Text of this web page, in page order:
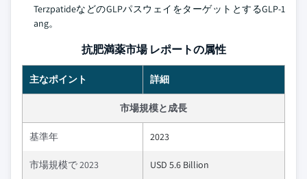
TerzpatideなどのGLPパスウェイをターゲットとするGLP-1
ang。
抗肥満薬市場 レポートの属性
主なポイント 詳細
市場規模と成長
基準年 2023
市場規模で 2023 USD 5.6 Billion